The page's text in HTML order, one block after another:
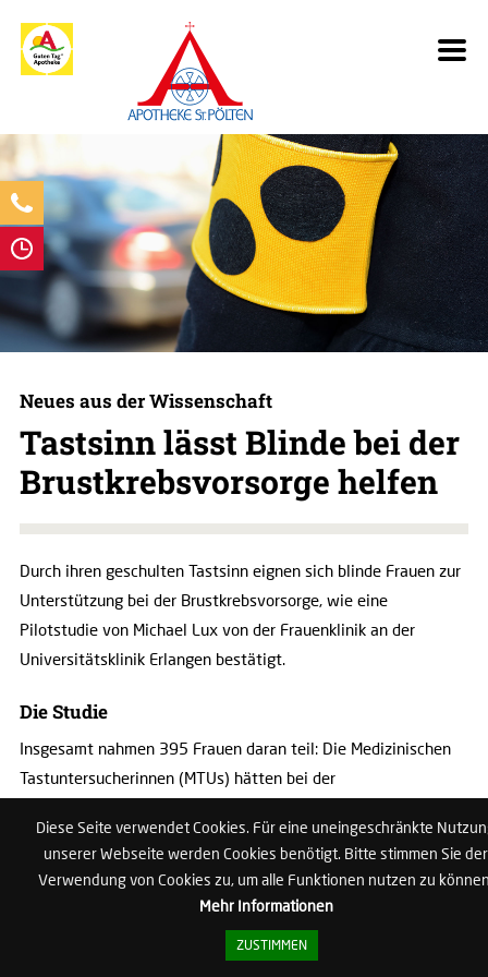
Diese Seite verwendet Cookies. Für eine uneingeschränkte
unserer Webseite werden Cookies benötigt. Bitte stimmen Sie der
Verwendung von Cookies zu, um alle Funktionen nutzen zu
Mehr Informationen
ZUSTIMMEN
Neues aus der Wissenschaft
Tastsinn lässt Blinde bei der
Brustkrebsvorsorge helfen
Durch ihren geschulten Tastsinn eignen sich blinde Frauen zur
Unterstützung bei der Brustkrebsvorsorge, wie eine
Pilotstudie von Michael Lux von der Frauenklinik an der
Universitätsklinik Erlangen bestätigt.
Die Studie
Insgesamt nahmen 395 Frauen daran teil: Die Medizinischen
Tastuntersucherinnen (MTUs) hätten bei der
gefunden wie der Arzt. Lediglich mit dem vernarbten Gewebe
bei Frauen, die bereits wegen Brustkrebs operiert wurden,
kamen die Untersucherinnen nicht so gut zurecht. Besonders
durch. Stießen sie auf Auffälligkeiten im Gewebe, zogen sie